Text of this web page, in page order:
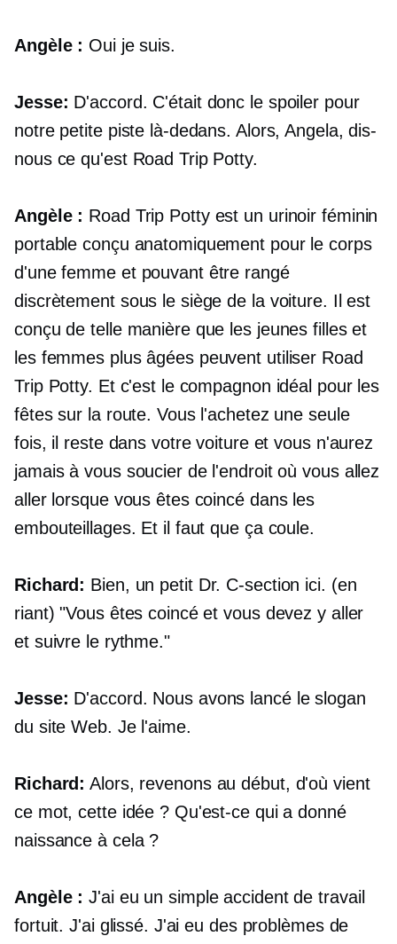
Angèle : Oui je suis.
Jesse: D'accord. C'était donc le spoiler pour
notre petite piste là-dedans. Alors, Angela, dis-
nous ce qu'est Road Trip Potty.
Angèle : Road Trip Potty est un urinoir féminin
portable conçu anatomiquement pour le corps
d'une femme et pouvant être rangé
discrètement sous le siège de la voiture. Il est
conçu de telle manière que les jeunes filles et
les femmes plus âgées peuvent utiliser Road
Trip Potty. Et c'est le compagnon idéal pour les
fêtes sur la route. Vous l'achetez une seule
fois, il reste dans votre voiture et vous n'aurez
jamais à vous soucier de l'endroit où vous allez
aller lorsque vous êtes coincé dans les
embouteillages. Et il faut que ça coule.
Richard: Bien, un petit Dr. C-section ici. (en
riant) "Vous êtes coincé et vous devez y aller
et suivre le rythme."
Jesse: D'accord. Nous avons lancé le slogan
du site Web. Je l'aime.
Richard: Alors, revenons au début, d'où vient
ce mot, cette idée ? Qu'est-ce qui a donné
naissance à cela ?
Angèle : J'ai eu un simple accident de travail
fortuit. J'ai glissé. J'ai eu des problèmes de